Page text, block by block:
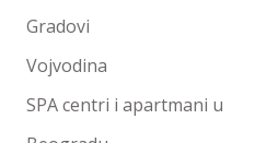
Gradovi
Vojvodina
SPA centri i apartmani u